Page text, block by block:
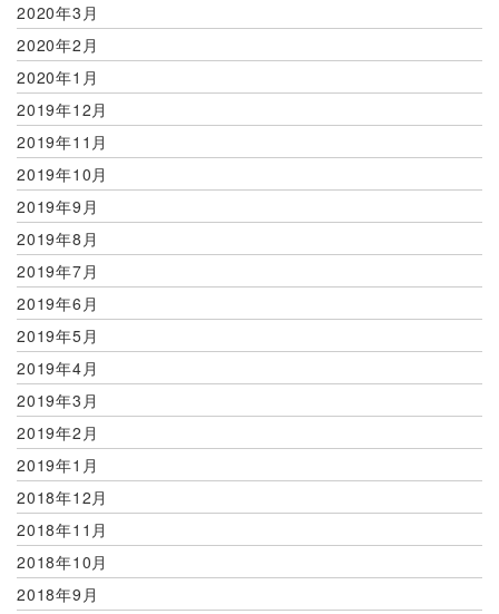
2020年3月
2020年2月
2020年1月
2019年12月
2019年11月
2019年10月
2019年9月
2019年8月
2019年7月
2019年6月
2019年5月
2019年4月
2019年3月
2019年2月
2019年1月
2018年12月
2018年11月
2018年10月
2018年9月